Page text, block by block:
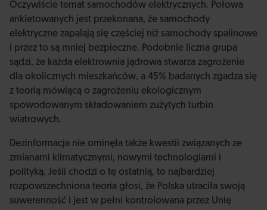
Oczywiście temat samochodów elektrycznych. Połowa
ankietowanych jest przekonana, że samochody
elektryczne zapalają się częściej niż samochody spalinowe
i przez to są mniej bezpieczne. Podobnie liczna grupa
sądzi, że każda elektrownia jądrowa stwarza zagrożenie
dla okolicznych mieszkańców, a 45% badanych zgadza się
z teorią mówiącą o zagrożeniu ekologicznym
spowodowanym składowaniem zużytych turbin
wiatrowych.
Dezinformacja nie ominęła także kwestii związanych ze
zmianami klimatycznymi, nowymi technologiami i
polityką. Jeśli chodzi o tę ostatnią, to najbardziej
rozpowszechniona teoria głosi, że Polska utraciła swoją
suwerenność i jest w pełni kontrolowana przez Unię